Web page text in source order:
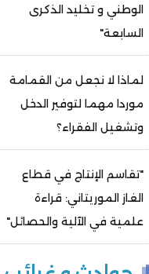
الوطني و تخليد الذكرى
السابعة"
لماذا لا نجعل من القمامة
موردا مهما لتوفير الدخل
وتشغيل الفقراء؟
"تقاسم الإنتاج في قطاع
الغاز الموريتاني: قراءة
علمية في الآلية والحصائل"